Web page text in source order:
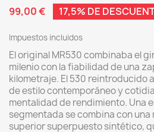
99,00 €
17,5% DE
Impuestos incluidos
El original MR530 combinaba el
milenio con la fiabilidad de una
kilometraje. El 530 reintroducido
de estilo contemporáneo y
mentalidad de rendimiento. Una
segmentada se combina con una
superior superpuesto sintético,